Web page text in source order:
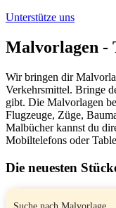
Unterstütze uns
Malvorlagen -
Wir bringen dir
Verkehrsmittel. Bringe
gibt. Die Malvorlagen
Flugzeuge, Züge,
Malbücher kannst du
Mobiltelefons oder
Die neuesten